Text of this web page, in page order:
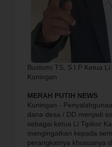
Bustomi TS, S.I.P Ketua
Kuningan
MERAH PUTIH NEWS
Kuningan -
dana desa / DD menjadi
sebagai ketua Li Tipikor
mengingatkan kepada
perangkatnya khususnya